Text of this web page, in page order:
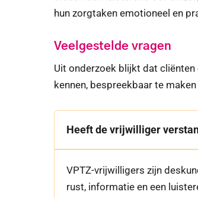
hun zorgtaken emotioneel en
Veelgestelde vragen
Uit onderzoek blijkt dat
kennen, bespreekbaar te
Heeft de vrijwilliger
VPTZ-vrijwilligers zijn
rust, informatie en een